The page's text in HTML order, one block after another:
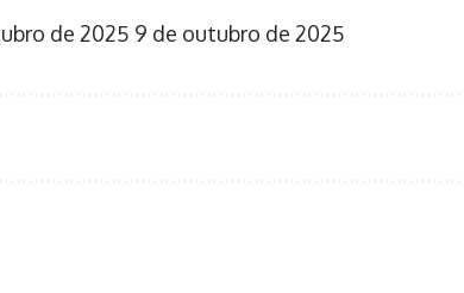
de 2025 9 de outubro de 2025